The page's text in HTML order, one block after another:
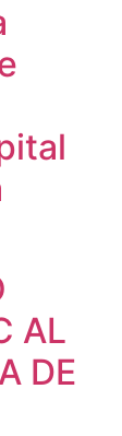
AL
DE